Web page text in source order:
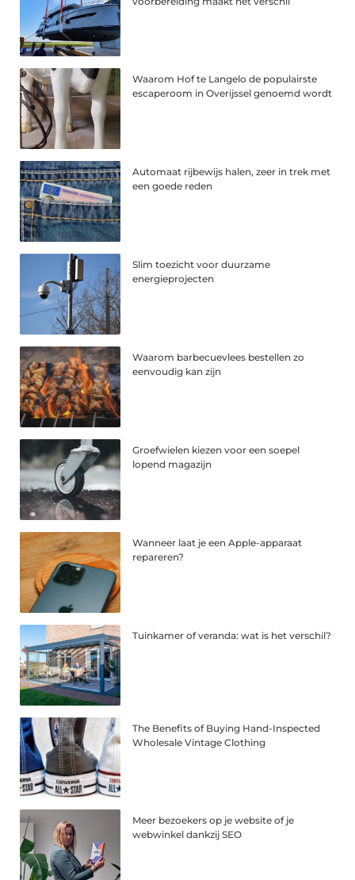
Waarom Hof te Langelo de populairste
escaperoom in Overijssel genoemd wordt
Automaat rijbewijs halen, zeer in trek met
een goede reden
Slim toezicht voor duurzame
energieprojecten
Waarom barbecuevlees bestellen zo
eenvoudig kan zijn
Groefwielen kiezen voor een soepel
lopend magazijn
Wanneer laat je een Apple-apparaat
repareren?
Tuinkamer of veranda: wat is het verschil?
The Benefits of Buying Hand-Inspected
Wholesale Vintage Clothing
Meer bezoekers op je website of je
webwinkel dankzij SEO